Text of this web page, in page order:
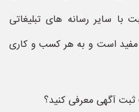
با سایر رسانه های تبلیغاتی
مفید است و به هر کسب و کاری
آگهی معرفی کنید؟